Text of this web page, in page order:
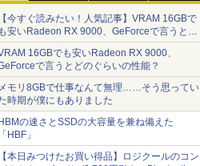
今すぐ読みたい！人気記事】VRAM 16GBで
安いRadeon RX 9000、GeForceで言うとど
ぐらいの性能？ - PC Watch
16GBでも安いRadeon RX 9000、
で言うとどのぐらいの性能？
モリ8GBで仕事なんて無理……そう思ってい
時期が僕にもありました
の速さとSSDの大容量を兼ね備えた
HBF」
本日みつけたお買い得品】ロジクールのコン